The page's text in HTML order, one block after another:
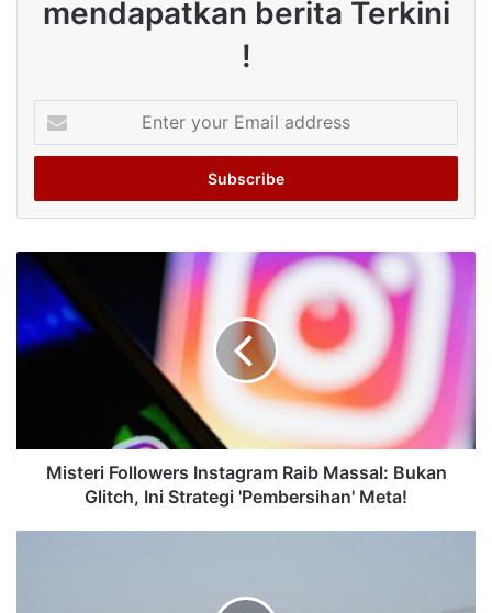
mendapatkan berita Terkini
!
your
Email
Misteri Followers Instagram Raib Massal: Bukan
Glitch, Ini Strategi 'Pembersihan' Meta!